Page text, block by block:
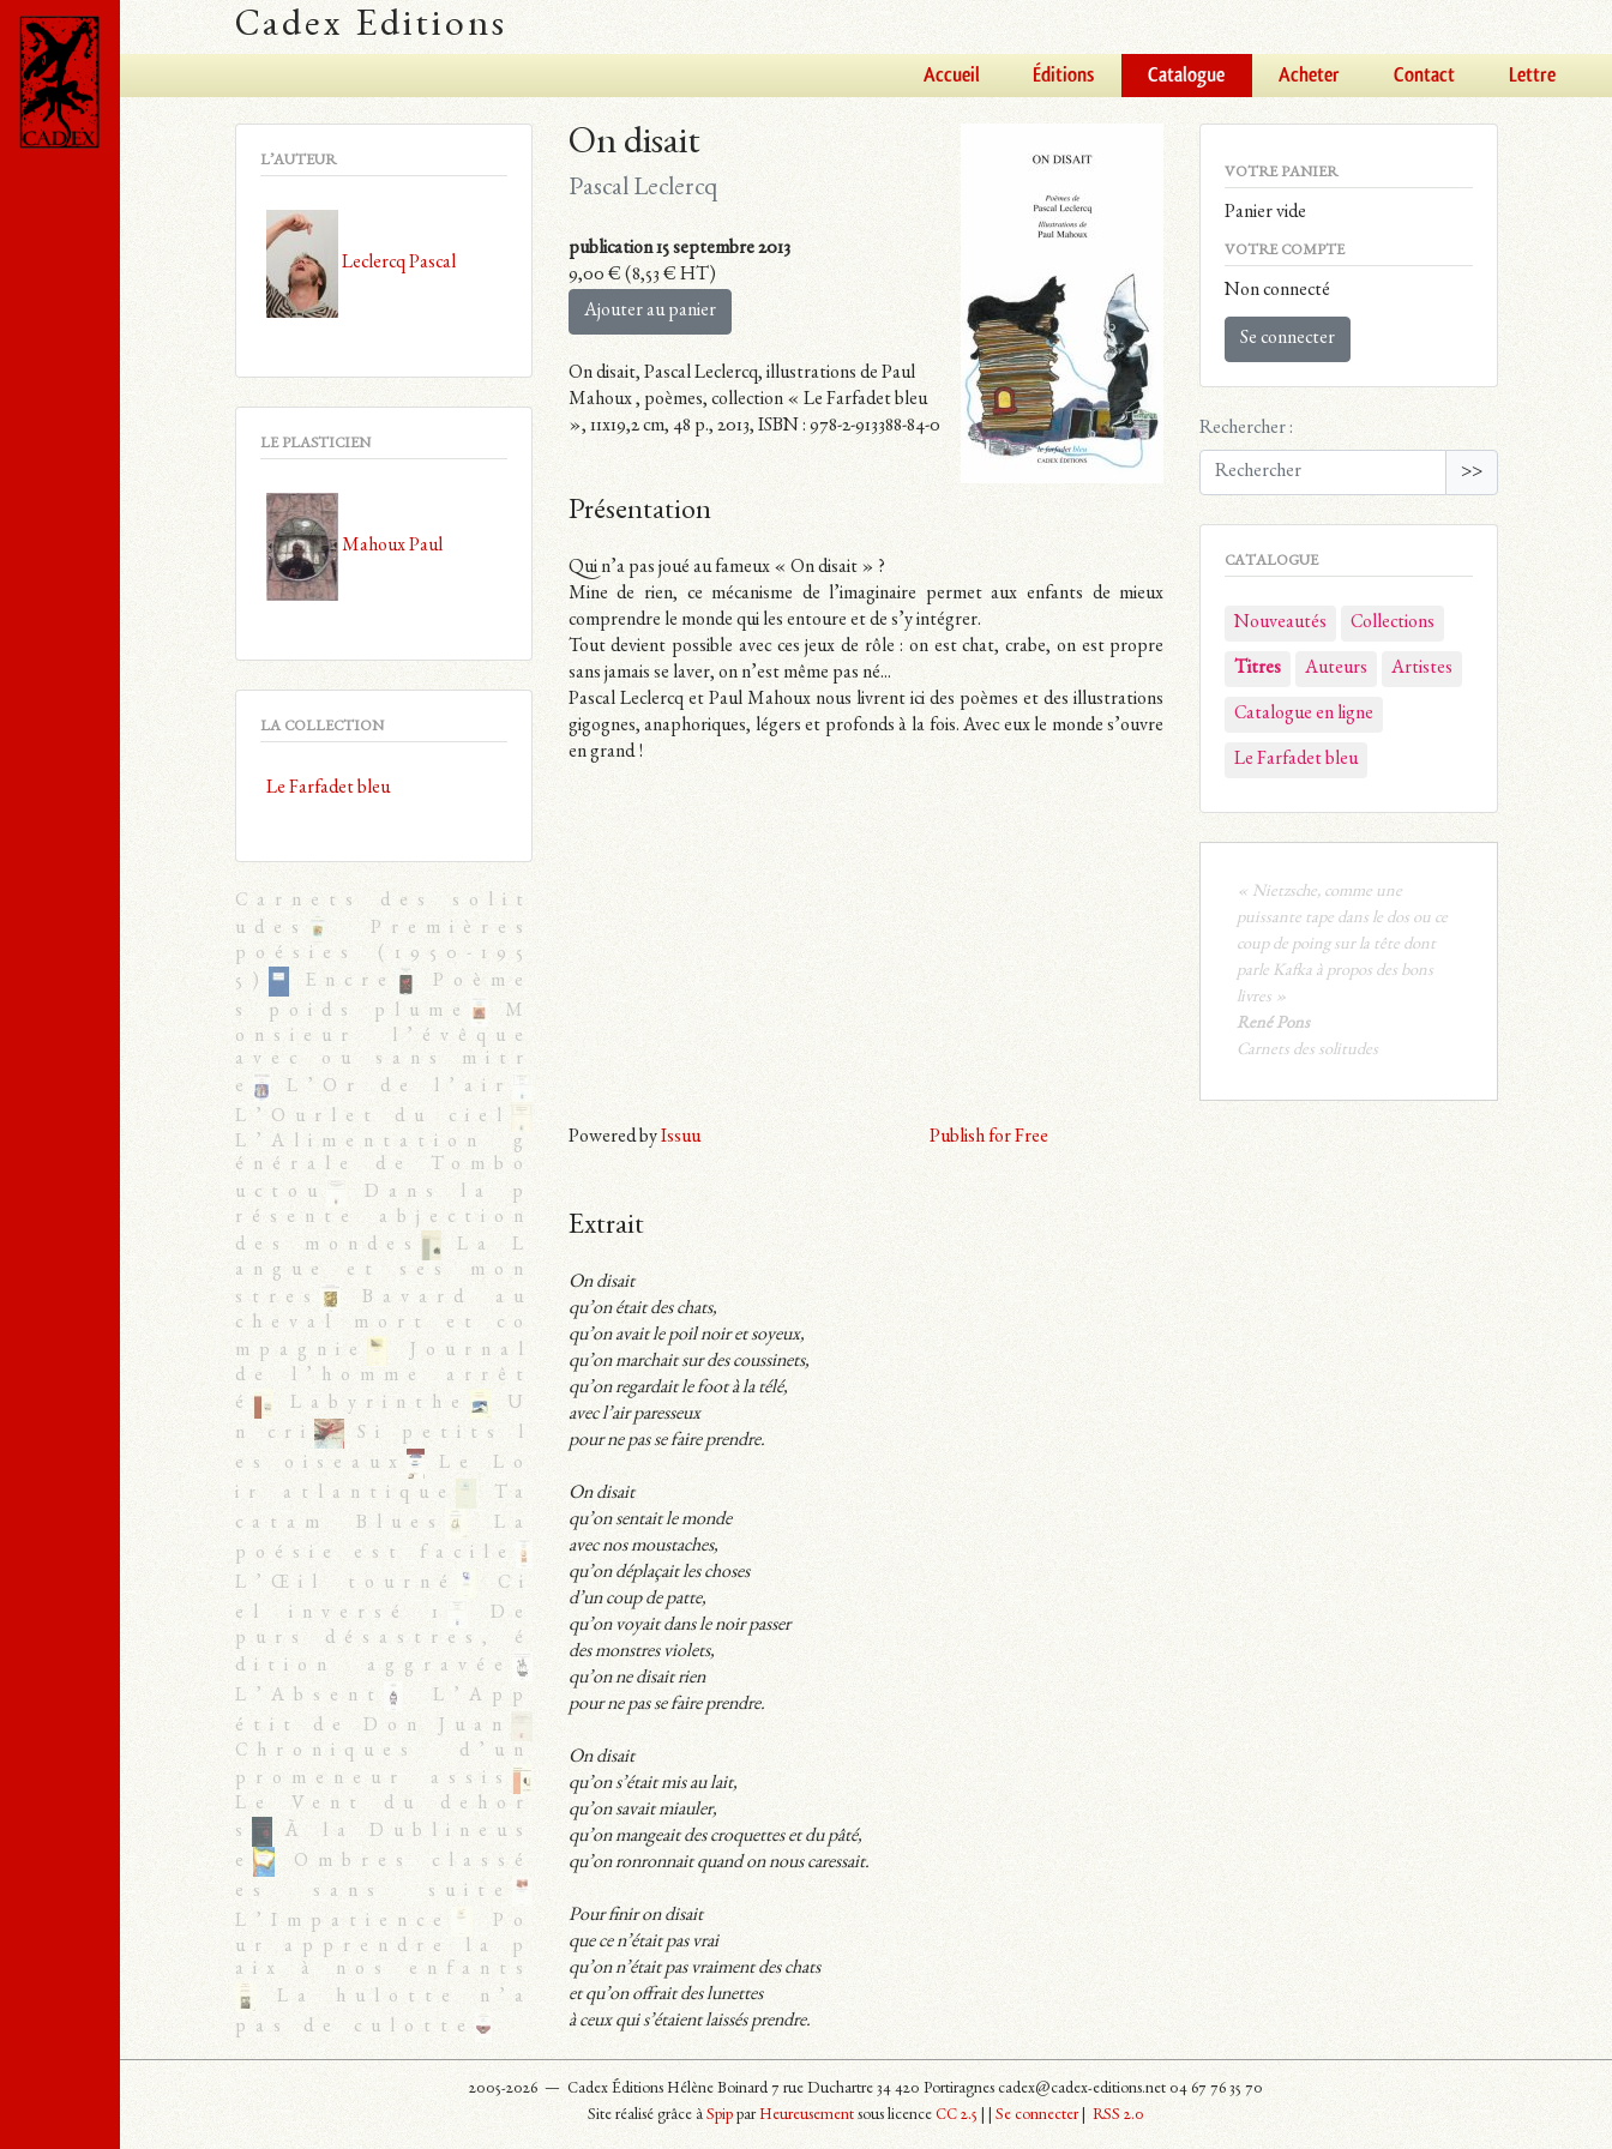
Cadex Editions
Accueil Éditions Catalogue Acheter Contact Lettre
On disait
Pascal Leclercq
publication 15 septembre 2013
9,00€ (8,53 € HT)
Ajouter au panier
On disait, Pascal Leclercq, illustrations de Paul
Mahoux , poèmes, collection « Le Farfadet bleu
», 11x19,2 cm, 48 p., 2013, ISBN : 978-2-913388-84-0
Présentation
Qui n’a pas joué au fameux « On disait » ?
Mine de rien, ce mécanisme de l’imaginaire permet aux enfants de mieux
comprendre le monde qui les entoure et de s’y intégrer.
Tout devient possible avec ces jeux de rôle : on est chat, crabe, on est propre
sans jamais se laver, on n’est même pas né...
Pascal Leclercq et Paul Mahoux nous livrent ici des poèmes et des illustrations
gigognes, anaphoriques, légers et profonds à la fois. Avec eux le monde s’ouvre
en grand !
Powered byIssuu Publish for Free
Extrait
On disait
qu’on était des chats,
qu’on avait le poil noir et soyeux,
qu’on marchait sur des coussinets,
qu’on regardait le foot à la télé,
avec l’air paresseux
pour ne pas se faire prendre.
On disait
qu’on sentait le monde
avec nos moustaches,
qu’on déplaçait les choses
d’un coup de patte,
qu’on voyait dans le noir passer
des monstres violets,
qu’on ne disait rien
pour ne pas se faire prendre.
On disait
qu’on s’était mis au lait,
qu’on savait miauler,
qu’on mangeait des croquettes et du pâté,
qu’on ronronnait quand on nous caressait.
Pour finir on disait
que ce n’était pas vrai
qu’on n’était pas vraiment des chats
et qu’on offrait des lunettes
à ceux qui s’étaient laissés prendre.
VOTRE PANIER
Panier vide
VOTRE COMPTE
Non connecté
Se connecter
Rechercher :
>>
CATALOGUE
Nouveautés Collections
Titres Auteurs Artistes
Catalogue en ligne
Le Farfadet bleu
« Nietzsche, comme une
puissante tape dans le dos ou ce
coup de poing sur la tête dont
parle Kafka à propos des bons
livres »
René Pons
Carnets des solitudes
L’AUTEUR
Leclercq Pascal
LE PLASTICIEN
Mahoux Paul
LA COLLECTION
Le Farfadet bleu
Carnets des solit
udes
Premières
poésies (1950-195
5)
Encre
Poème
s poids plume
M
onsieur l’évêque
avec ou sans mitr
e
L’Or de l’air
L’Ourlet du ciel
L’Alimentation g
énérale de Tombo
uctou
Dans la p
résente abjection
des mondes
La L
angue et ses mon
stres
Bavard au
cheval mort et co
mpagnie
Journal
de l’homme arrêt
é
Labyrinthe
U
n cri
Si petits l
es oiseaux
Le Lo
ir atlantique
Ta
catam Blues
La
poésie est facile
L’Œil tourné
Ci
el inversé 1
De
purs désastres, é
dition aggravée
L’Absent
L’App
étit de Don Juan
Chroniques d’un
promeneur assis
Le Vent du dehor
s
À la Dublineus
e
Ombres classé
es sans suite
L’Impatience
Po
ur apprendre la p
aix à nos enfants
La hulotte n’a
pas de culotte
2005-2026 — Cadex Éditions Hélène Boinard 7 rue Duchartre 34 420 Portiragnes cadex@cadex-editions.net 04 67 76 35 70
Site réalisé grâce à Spip parHeureusement sous licence CC 2.5 Se connecter| RSS 2.0